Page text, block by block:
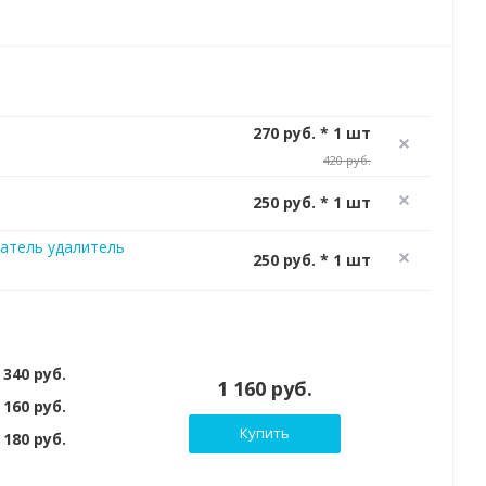
270 руб. * 1 шт
420 руб.
250 руб. * 1 шт
удалитель
250 руб. * 1 шт
340 руб.
160 руб.
180 руб.
1 160 руб.
Купить